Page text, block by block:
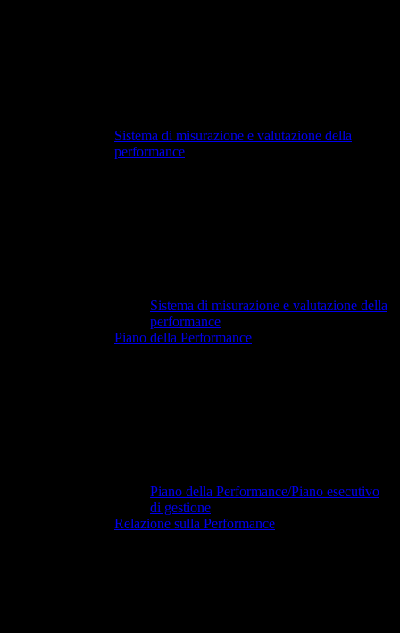
Sistema di misurazione e valutazione della
performance
Sistema di misurazione e valutazione della
performance
Piano della Performance
Piano della Performance/Piano esecutivo
di gestione
Relazione sulla Performance